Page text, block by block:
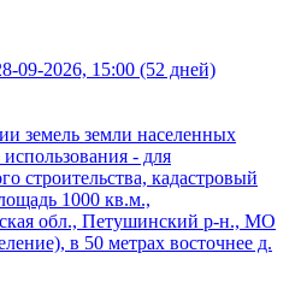
09-2026, 15:00 (52 дней)
земель земли населенных
- для
строительства, кадастровый
1000 кв.м.,
обл., Петушинский р-н., МО
в 50 метрах восточнее д.